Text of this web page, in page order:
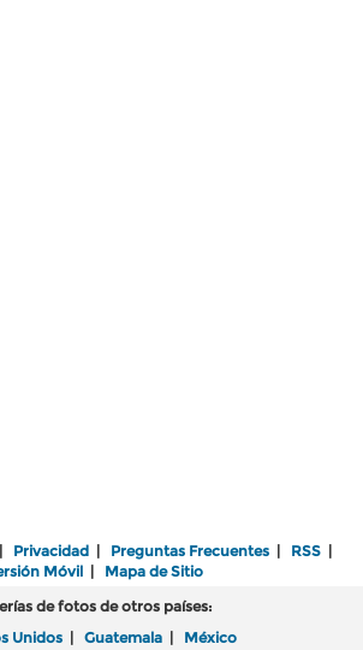
| Privacidad | Preguntas Frecuentes | RSS |
Móvil| Mapa de Sitio
de fotos de otros países:
Unidos | Guatemala | México